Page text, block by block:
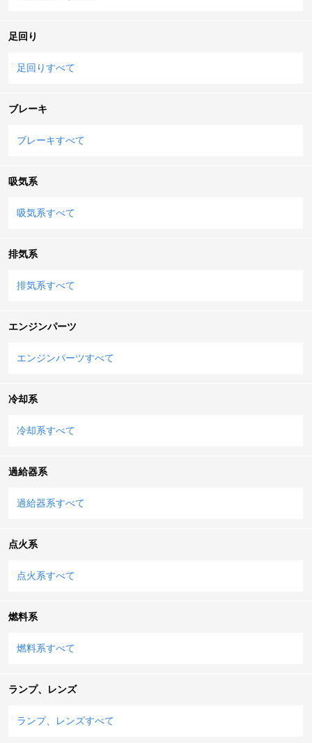
足回り
足回りすべて
ブレーキ
ブレーキすべて
吸気系
吸気系すべて
排気系
排気系すべて
エンジンパーツ
エンジンパーツすべて
冷却系
冷却系すべて
過給器系
過給器系すべて
点火系
点火系すべて
燃料系
燃料系すべて
ランプ、レンズ
ランプ、レンズすべて